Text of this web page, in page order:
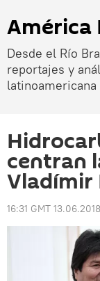
América
Desde el Río
reportajes y
latinoamericana
centran
Vladímir
16:31 GMT 13.06.2018